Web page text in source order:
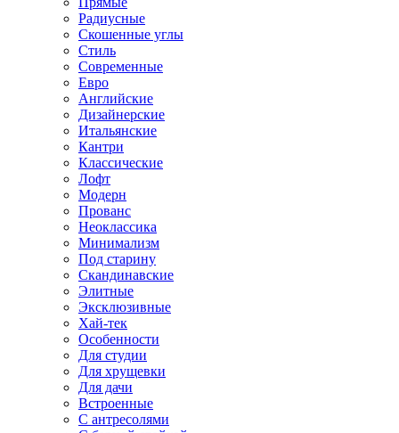
Радиусные
Скошенные углы
Стиль
Современные
Евро
Английские
Дизайнерские
Итальянские
Кантри
Классические
Лофт
Модерн
Прованс
Неоклассика
Минимализм
Под старину
Скандинавские
Элитные
Эксклюзивные
Хай-тек
Особенности
Для студии
Для хрущевки
Для дачи
Встроенные
С антресолями